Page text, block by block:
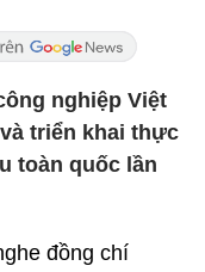
nghiệp Việt
triển khai thực
toàn quốc lần
đồng chí